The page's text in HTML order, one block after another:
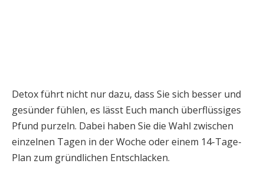
Detox führt nicht nur dazu, dass Sie sich besser und
gesünder fühlen, es lässt Euch manch überflüssiges
Pfund purzeln. Dabei haben Sie die Wahl zwischen
einzelnen Tagen in der Woche oder einem 14-Tage-
Plan zum gründlichen Entschlacken.